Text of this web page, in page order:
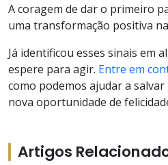
A coragem de dar o primeiro
uma transformação positiva
Já identificou esses sinais em
espere para agir. Entre em
como podemos ajudar a
nova oportunidade de
Artigos